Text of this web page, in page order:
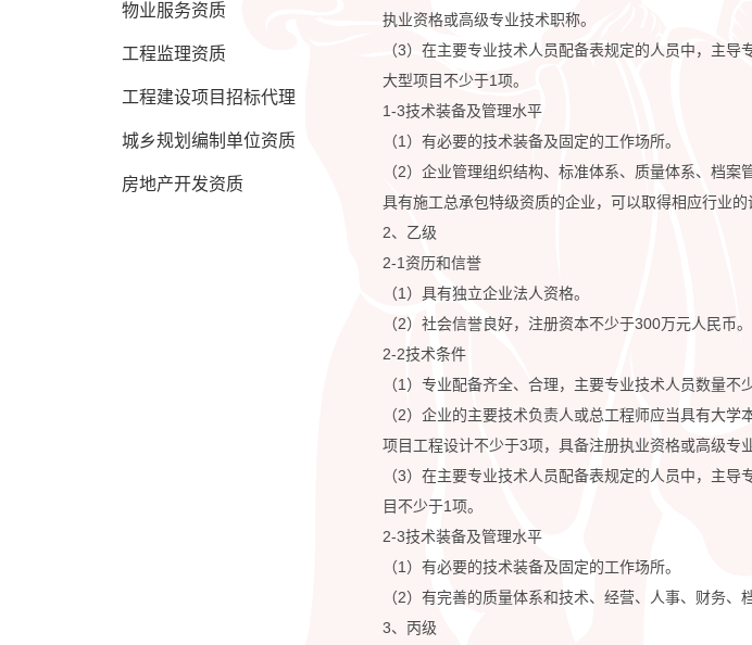
物业服务资质
工程监理资质
工程建设项目招标代理
城乡规划编制单位资质
房地产开发资质
执业资格或高级专业技术职称。
（3）在主要专业技术人员配备表规定的人员中，主
大型项目不少于1项。
1-3技术装备及管理水平
（1）有必要的技术装备及固定的工作场所。
（2）企业管理组织结构、标准体系、质量体系、档案
具有施工总承包特级资质的企业，可以取得相应行业的
2、乙级
2-1资历和信誉
（1）具有独立企业法人资格。
（2）社会信誉良好，注册资本不少于300万元人民币。
2-2技术条件
（1）专业配备齐全、合理，主要专业技术人员数量
（2）企业的主要技术负责人或总工程师应当具有大
项目工程设计不少于3项，具备注册执业资格或高级专
（3）在主要专业技术人员配备表规定的人员中，主
目不少于1项。
2-3技术装备及管理水平
（1）有必要的技术装备及固定的工作场所。
（2）有完善的质量体系和技术、经营、人事、财务、
3、丙级